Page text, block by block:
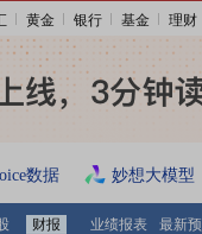
黄金 银行 基金 理财
数据 妙想大模型
财报 业绩报表 最新